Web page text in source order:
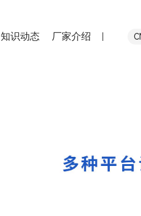
知识动态 厂家介绍